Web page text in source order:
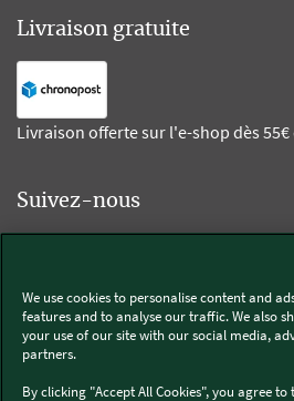
Livraison gratuite
Livraison offerte sur l'e-shop dès
Suivez-nous
Thermomix®
We use cookies to personalise content and
features and to analyse our traffic. We also
your use of our site with our social media,
partners.
By clicking "Accept All Cookies", you agree